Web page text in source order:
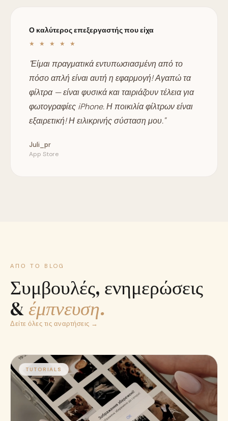
Ο καλύτερος επεξεργαστής που είχα
★ ★ ★ ★ ★
"Είμαι πραγματικά εντυπωσιασμένη από το
πόσο απλή είναι αυτή η εφαρμογή! Αγαπώ τα
φίλτρα — είναι φυσικά και ταιριάζουν τέλεια για
φωτογραφίες iPhone. Η ποικιλία φίλτρων είναι
εξαιρετική! Η ειλικρινής σύσταση μου."
Juli_pr
App Store
ΑΠΌ ΤΟ BLOG
Συμβουλές, ενημερώσεις
&έμπνευση.
Δείτε όλες τις αναρτήσεις →
TUTORIALS